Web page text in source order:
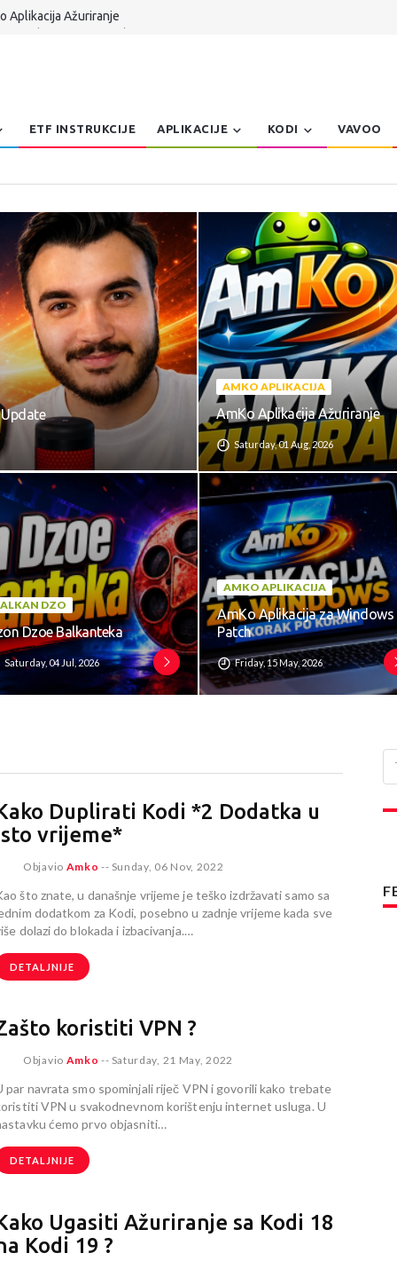
Aplikacija Ažuriranje
ETF INSTRUKCIJE APLIKACIJE KODI VAVOO
AMKO APLIKACIJA
AmKo Aplikacija Ažuriranje
Saturday, 01 Aug, 2026
DZO
Dzoe Balkanteka
Saturday, 04 Jul, 2026
AMKO APLIKACIJA
AmKo Aplikacija za Windows
Patch
Friday, 15 May, 2026
Duplirati Kodi *2 Dodatka u
vrijeme*
Objavio Amko -- Sunday, 06 Nov, 2022
što znate, u današnje vrijeme je teško izdržavati samo sa
dodatkom za Kodi, posebno u zadnje vrijeme kada sve
dolazi do blokada i izbacivanja.…
DETALJNIJE
koristiti VPN ?
Objavio Amko -- Saturday, 21 May, 2022
par navrata smo spominjali riječ VPN i govorili kako trebate
VPN u svakodnevnom korištenju internet usluga. U
ćemo prvo objasniti…
DETALJNIJE
Ugasiti Ažuriranje sa Kodi 18
Kodi 19 ?